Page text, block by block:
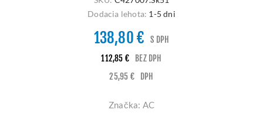
Dodacia lehota: 1-5 dni
138,80 €
S DPH
112,85 €
BEZ DPH
25,95 €
DPH
Značka: AC